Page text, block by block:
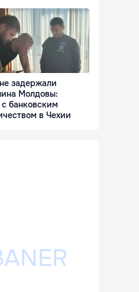
задержали
Молдовы:
банковским
в Чехии